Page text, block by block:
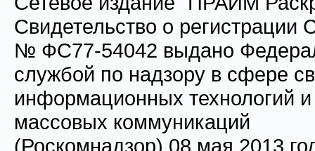
Свидетельство о
№ ФС77-54042 выдано
службой по надзору в сфере
информационных технологий и
массовых коммуникаций
(Роскомнадзор) 08 мая 2013